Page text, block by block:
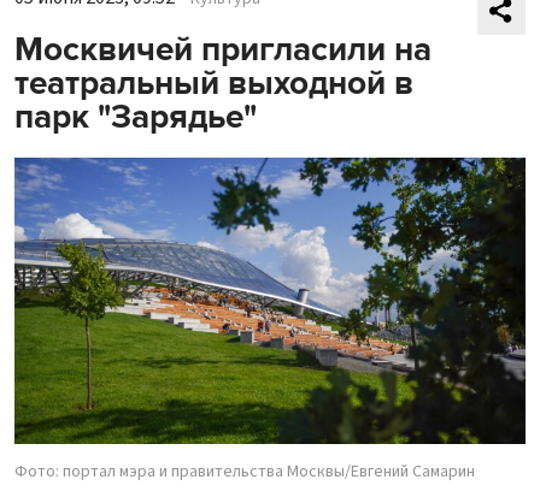
Москвичей пригласили на
театральный выходной в
парк "Зарядье"
Фото: портал мэра и правительства Москвы/Евгений Самарин